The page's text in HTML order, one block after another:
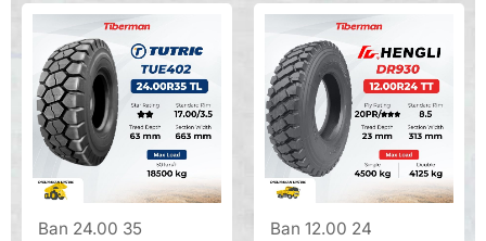
Ban 24.00 35
Ban 12.00 24